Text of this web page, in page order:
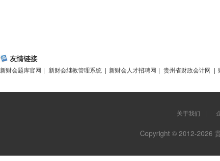
友情链接
新财会题库官网 | 新财会继教管理系统 | 新财会人才招聘网 | 贵州省财政会计网 |
关于我们 |
Copyright © 2012-2026